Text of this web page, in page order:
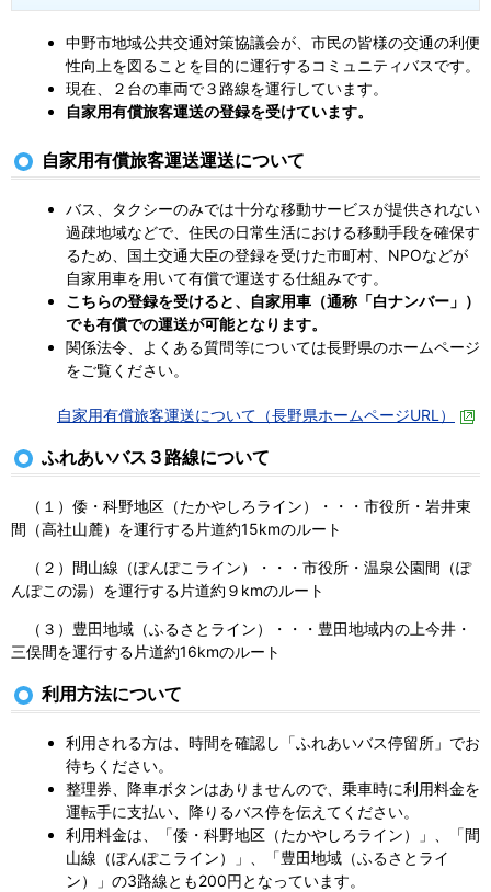
中野市地域公共交通対策協議会が、市民の皆様の交通の利便
性向上を図ることを目的に運行するコミュニティバスです。
現在、２台の車両で３路線を運行しています。
自家用有償旅客運送の登録を受けています。
自家用有償旅客運送運送について
バス、タクシーのみでは十分な移動サービスが提供されない
過疎地域などで、住民の日常生活における移動手段を確保す
るため、国土交通大臣の登録を受けた市町村、NPOなどが
自家用車を用いて有償で運送する仕組みです。
こちらの登録を受けると、自家用車（通称「白ナンバー」）
でも有償での運送が可能となります。
関係法令、よくある質問等については長野県のホームページ
をご覧ください。
自家用有償旅客運送について（長野県ホームページURL）
ふれあいバス３路線について
（１）倭・科野地区（たかやしろライン）・・・市役所・岩井東
間（高社山麓）を運行する片道約15kmのルート
（２）間山線（ぽんぽこライン）・・・市役所・温泉公園間（ぽ
んぽこの湯）を運行する片道約９kmのルート
（３）豊田地域（ふるさとライン）・・・豊田地域内の上今井・
三俣間を運行する片道約16kmのルート
利用方法について
利用される方は、時間を確認し「ふれあいバス停留所」でお
待ちください。
整理券、降車ボタンはありませんので、乗車時に利用料金を
運転手に支払い、降りるバス停を伝えてください。
利用料金は、「倭・科野地区（たかやしろライン）」、「間
山線（ぽんぽこライン）」、「豊田地域（ふるさとライ
ン）」の3路線とも200円となっています。